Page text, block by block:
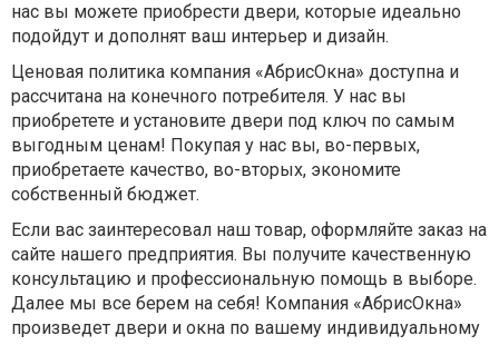
нас вы можете приобрести двери, которые идеально
подойдут и дополнят ваш интерьер и дизайн.
Ценовая политика компания «АбрисОкна» доступна и
рассчитана на конечного потребителя. У нас вы
приобретете и установите двери под ключ по самым
выгодным ценам! Покупая у нас вы, во-первых,
приобретаете качество, во-вторых, экономите
собственный бюджет.
Если вас заинтересовал наш товар, оформляйте заказ на
сайте нашего предприятия. Вы получите качественную
консультацию и профессиональную помощь в выборе.
Далее мы все берем на себя! Компания «АбрисОкна»
произведет двери и окна по вашему индивидуальному